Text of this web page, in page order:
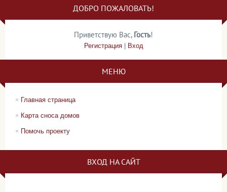
ДОБРО ПОЖАЛОВАТЬ!
Приветствую Вас, Гость!
Регистрация| Вход
МЕНЮ
Главная страница
Карта сноса домов
Помочь проекту
ВХОД НА САЙТ